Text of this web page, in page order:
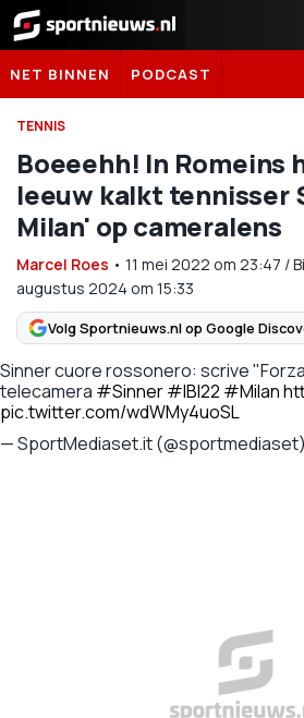
Sportnieuws.nl
NET BINNEN PODCAST
TENNIS
Boeeehh! In Romeins
leeuw kalkt tennisser
Milan' op cameralens
Marcel Roes • 11 mei 2022 om 23:47 /
augustus 2024 om 15:33
Volg Sportnieuws.nl op Google
Sinner cuore rossonero: scrive
telecamera #Sinner#IBI22 #Milan
pic.twitter.com/wdWMy4uoSL
— SportMediaset.it (@sportmediaset)